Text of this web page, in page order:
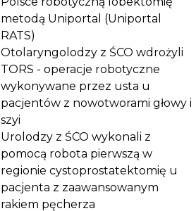
metodą Uniportal (Uniportal
RATS)
Otolaryngolodzy z ŚCO wdrożyli
TORS - operacje robotyczne
wykonywane przez usta u
pacjentów z nowotworami głowy i
szyi
Urolodzy z ŚCO wykonali z
pomocą robota pierwszą w
regionie cystoprostatektomię u
pacjenta z zaawansowanym
rakiem pęcherza